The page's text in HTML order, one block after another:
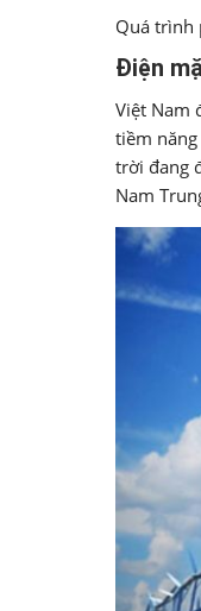
Quá trình
Điện
Việt Nam
tiềm
trời đang
Nam